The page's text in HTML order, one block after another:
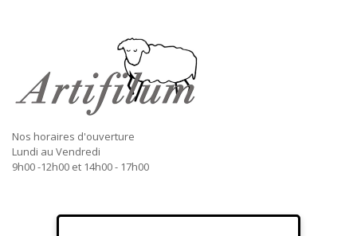
Nos horaires d'ouverture
Lundi au Vendredi
9h00 -12h00 et 14h00 - 17h00